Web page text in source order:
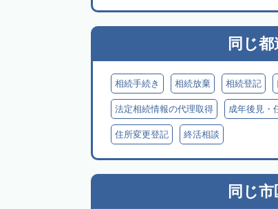
同じ
相続手続き 相続放棄 相続登記
法定相続情報の代理取得 成年後見・
住所変更登記 終活相談
同じ